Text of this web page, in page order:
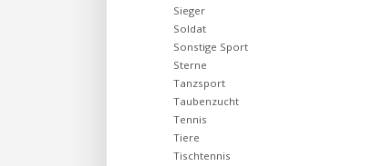
Sieger
Soldat
Sonstige Sport
Sterne
Tanzsport
Taubenzucht
Tennis
Tiere
Tischtennis